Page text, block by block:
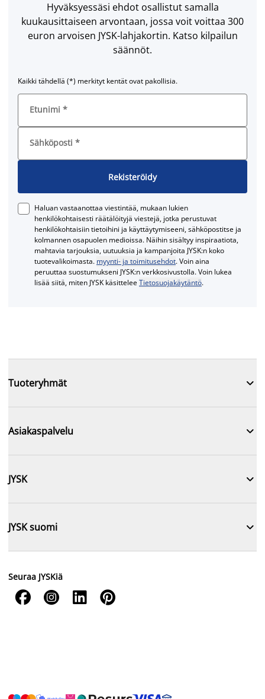
Hyväksyessäsi ehdot osallistut samalla
kuukausittaiseen arvontaan, jossa voit voittaa 300
euron arvoisen JYSK-lahjakortin. Katso kilpailun
säännöt.
Kaikki tähdellä (*) merkityt kentät ovat pakollisia.
Etunimi *
Sähköposti *
Rekisteröidy
Haluan vastaanottaa viestintää, mukaan lukien
henkilökohtaisesti räätälöityjä viestejä, jotka perustuvat
henkilökohtaisiin tietoihini ja käyttäytymiseeni, sähköpostitse ja
kolmannen osapuolen medioissa. Näihin sisältyy inspiraatiota,
mahtavia tarjouksia, uutuuksia ja kampanjoita JYSK:n koko
tuotevalikoimasta. myynti- ja toimitusehdot. Voin aina
peruuttaa suostumukseni JYSK:n verkkosivustolla. Voin lukea
lisää siitä, miten JYSK käsitteleeTietosuojakäytäntö.
Tuoteryhmät 
Asiakaspalvelu 
JYSK 
JYSK suomi 
Seuraa JYSKiä
   